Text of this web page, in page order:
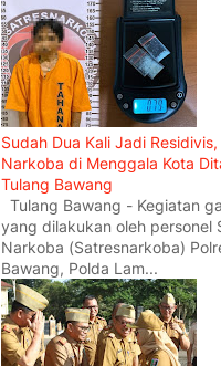
Sudah Dua Kali Jadi
Narkoba di Menggala Kota
Tulang Bawang
Tulang Bawang - Kegiatan
yang dilakukan oleh personel
Narkoba (Satresnarkoba)
Bawang, Polda Lam...